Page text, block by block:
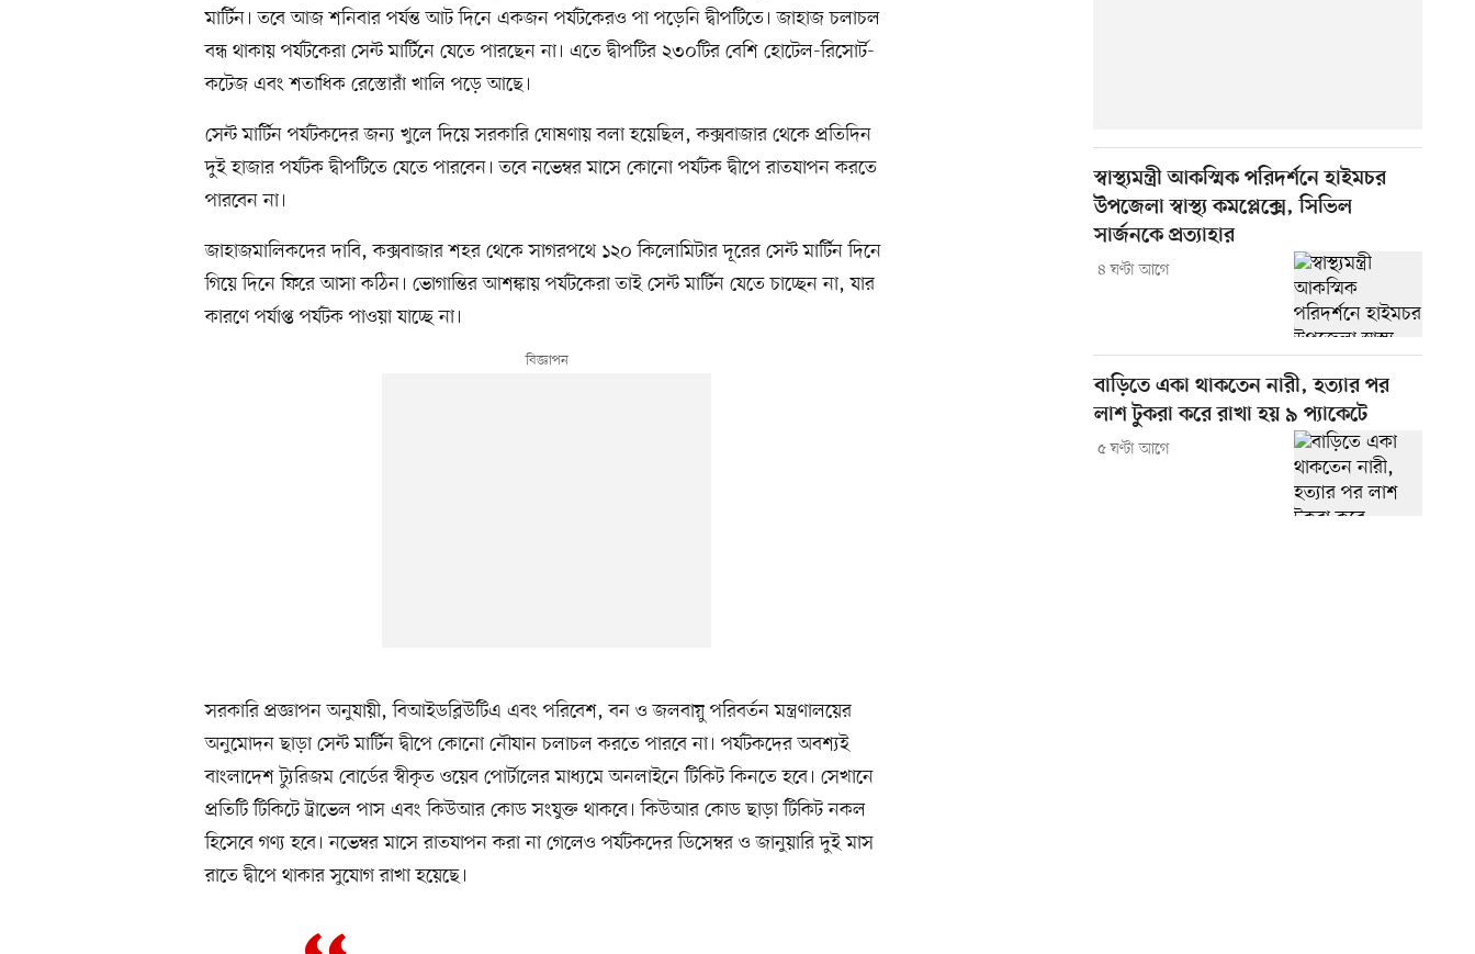
মার্টিন। তবে আজ শনিবার পর্যন্ত আট দিনে একজন পর্যটকেরও পা পড়েনি দ্বীপটিতে। জাহাজ চলাচল
বন্ধ থাকায় পর্যটকেরা সেন্ট মার্টিনে যেতে পারছেন না। এতে দ্বীপটির ২৩০টির বেশি হোটেল-রিসোর্ট-
কটেজ এবং শতাধিক রেস্তোরাঁ খালি পড়ে আছে।
সেন্ট মার্টিন পর্যটকদের জন্য খুলে দিয়ে সরকারি ঘোষণায় বলা হয়েছিল, কক্সবাজার থেকে প্রতিদিন
দুই হাজার পর্যটক দ্বীপটিতে যেতে পারবেন। তবে নভেম্বর মাসে কোনো পর্যটক দ্বীপে রাতযাপন করতে
পারবেন না।
জাহাজমালিকদের দাবি, কক্সবাজার শহর থেকে সাগরপথে ১২০ কিলোমিটার দূরের সেন্ট মার্টিন দিনে
গিয়ে দিনে ফিরে আসা কঠিন। ভোগান্তির আশঙ্কায় পর্যটকেরা তাই সেন্ট মার্টিন যেতে চাচ্ছেন না, যার
কারণে পর্যাপ্ত পর্যটক পাওয়া যাচ্ছে না।
সরকারি প্রজ্ঞাপন অনুযায়ী, বিআইডব্লিউটিএ এবং পরিবেশ, বন ও জলবায়ু পরিবর্তন মন্ত্রণালয়ের
অনুমোদন ছাড়া সেন্ট মার্টিন দ্বীপে কোনো নৌযান চলাচল করতে পারবে না। পর্যটকদের অবশ্যই
বাংলাদেশ ট্যুরিজম বোর্ডের স্বীকৃত ওয়েব পোর্টালের মাধ্যমে অনলাইনে টিকিট কিনতে হবে। সেখানে
প্রতিটি টিকিটে ট্রাভেল পাস এবং কিউআর কোড সংযুক্ত থাকবে। কিউআর কোড ছাড়া টিকিট নকল
হিসেবে গণ্য হবে। নভেম্বর মাসে রাতযাপন করা না গেলেও পর্যটকদের ডিসেম্বর ও জানুয়ারি দুই মাস
রাতে দ্বীপে থাকার সুযোগ রাখা হয়েছে।
স্বাস্থ্যমন্ত্রী আকস্মিক পরিদর্শনে হাইমচর
উপজেলা স্বাস্থ্য কমপ্লেক্সে, সিভিল
সার্জনকে প্রত্যাহার
৪ ঘণ্টা আগে
বাড়িতে একা থাকতেন নারী, হত্যার পর
লাশ টুকরা করে রাখা হয় ৯ প্যাকেটে
৫ ঘণ্টা আগে